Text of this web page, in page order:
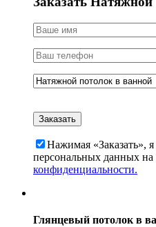
Нажимая «Заказать»,
персональных данных на
конфиденциальности.
Глянцевый потолок в